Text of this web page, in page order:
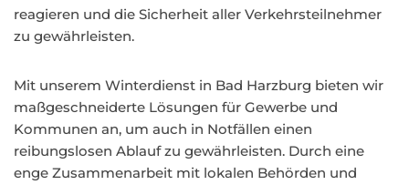
reagieren und die Sicherheit aller Verkehrsteilnehmer
zu gewährleisten.
Mit unserem Winterdienst in Bad Harzburg bieten wir
maßgeschneiderte Lösungen für Gewerbe und
Kommunen an, um auch in Notfällen einen
reibungslosen Ablauf zu gewährleisten. Durch eine
enge Zusammenarbeit mit lokalen Behörden und